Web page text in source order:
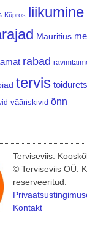
Küpros liikumine
Mauritius
rabad
tervis
vääriskivid õnn
Terviseviis.
© Terviseviis OÜ.
reserveeritud.
Kontakt